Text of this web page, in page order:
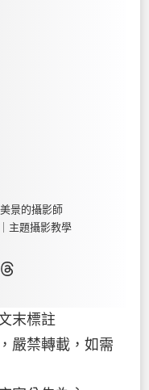
景的攝影師
主題攝影教學
Threads
末標註
嚴禁轉載，如需